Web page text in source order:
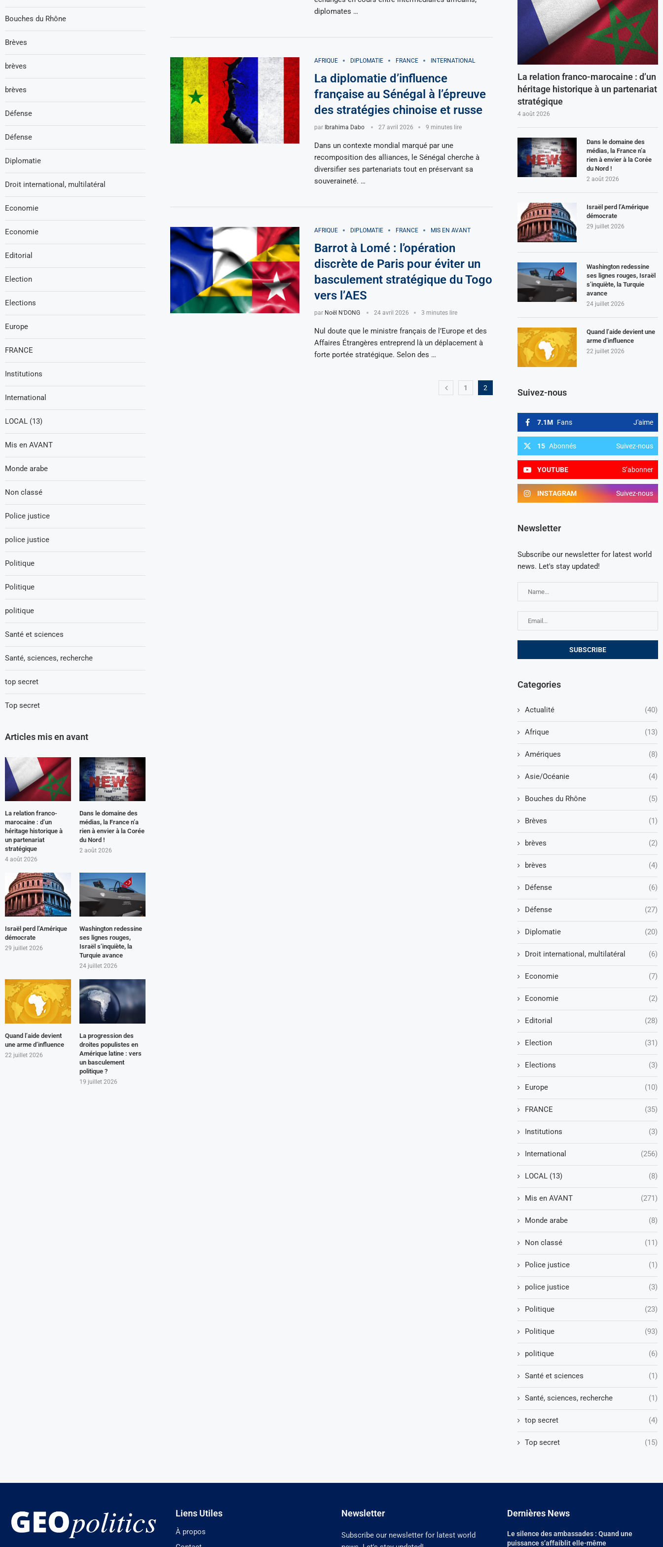
diplomates …
AFRIQUE DIPLOMATIE FRANCE INTERNATIONAL
La diplomatie d’influence
française au Sénégal à l’épreuve
des stratégies chinoise et russe
par Ibrahima Dabo 27 avril 2026 9 minutes lire
Dans un contexte mondial marqué par une
recomposition des alliances, le Sénégal cherche à
diversifier ses partenariats tout en préservant sa
souveraineté. …
AFRIQUE DIPLOMATIE FRANCE MIS EN AVANT
Barrot à Lomé : l’opération
discrète de Paris pour éviter un
basculement stratégique du Togo
vers l’AES
par Noël N'DONG 24 avril 2026 3 minutes lire
Nul doute que le ministre français de l’Europe et des
Affaires Étrangères entreprend là un déplacement à
forte portée stratégique. Selon des …
1 2
La relation franco-marocaine : d’un
héritage historique à un partenariat
stratégique
4 août 2026
Dans le domaine des
médias, la France n’a
rien à envier à la Corée
du Nord !
2 août 2026
Israël perd l’Amérique
démocrate
29 juillet 2026
Washington redessine
ses lignes rouges, Israël
s’inquiète, la Turquie
avance
24 juillet 2026
Quand l’aide devient une
arme d’influence
22 juillet 2026
Suivez-nous
7.1M Fans J'aime
15 Abonnés Suivez-nous
YOUTUBE S’abonner
INSTAGRAM Suivez-nous
Newsletter
Subscribe our newsletter for latest world
news. Let's stay updated!
Categories
Actualité (40)
Afrique (13)
Amériques (8)
Asie/Océanie (4)
Bouches du Rhône (5)
Brèves (1)
brèves (2)
brèves (4)
Défense (6)
Défense (27)
Diplomatie (20)
Droit international, multilatéral (6)
Economie (7)
Economie (2)
Editorial (28)
Election (31)
Elections (3)
Europe (10)
FRANCE (35)
Institutions (3)
International (256)
LOCAL (13) (8)
Mis en AVANT (271)
Monde arabe (8)
Non classé (11)
Police justice (1)
police justice (3)
Politique (23)
Politique (93)
politique (6)
Santé et sciences (1)
Santé, sciences, recherche (1)
top secret (4)
Top secret (15)
Bouches du Rhône
Brèves
brèves
brèves
Défense
Défense
Diplomatie
Droit international, multilatéral
Economie
Economie
Editorial
Election
Elections
Europe
FRANCE
Institutions
International
LOCAL (13)
Mis en AVANT
Monde arabe
Non classé
Police justice
police justice
Politique
Politique
politique
Santé et sciences
Santé, sciences, recherche
top secret
Top secret
Articles mis en avant
La relation franco-
marocaine : d’un
héritage historique à
un partenariat
stratégique
4 août 2026
Dans le domaine des
médias, la France n’a
rien à envier à la Corée
du Nord !
2 août 2026
Israël perd l’Amérique
démocrate
29 juillet 2026
Washington redessine
ses lignes rouges,
Israël s’inquiète, la
Turquie avance
24 juillet 2026
Quand l’aide devient
une arme d’influence
22 juillet 2026
La progression des
droites populistes en
Amérique latine : vers
un basculement
politique ?
19 juillet 2026
Liens Utiles
À propos
Newsletter
Subscribe our newsletter for latest world
Dernières News
Le silence des ambassades : Quand une
puissance s’affaiblit elle-même